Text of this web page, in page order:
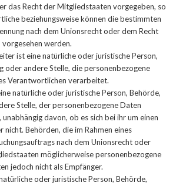
das Recht der Mitgliedstaaten vorgegeben, so
beziehungsweise können die bestimmten
nach dem Unionsrecht oder dem Recht
werden.
ist eine natürliche oder juristische Person,
oder andere Stelle, die personenbezogene
Verantwortlichen verarbeitet.
natürliche oder juristische Person, Behörde,
Stelle, der personenbezogene Daten
davon, ob es sich bei ihr um einen
Behörden, die im Rahmen eines
nach dem Unionsrecht oder
möglicherweise personenbezogene
jedoch nicht als Empfänger.
oder juristische Person, Behörde,